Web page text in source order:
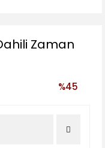
Zaman
%45